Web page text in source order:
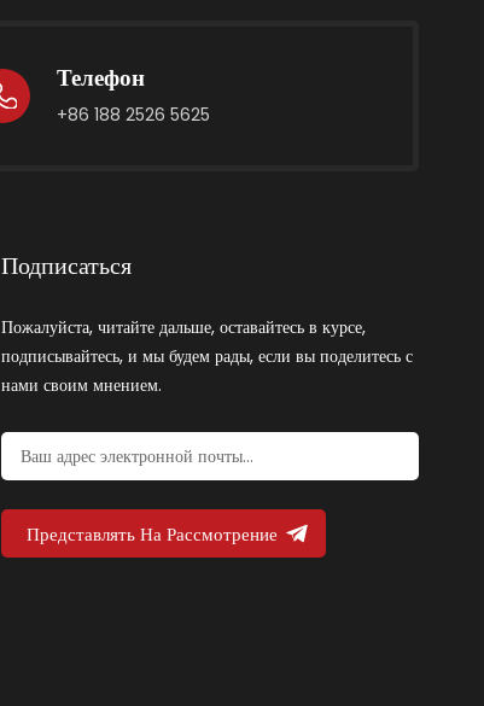
Телефон
+86 188 2526 5625
Подписаться
Пожалуйста, читайте дальше, оставайтесь в курсе,
подписывайтесь, и мы будем рады, если вы поделитесь с
нами своим мнением.
Представлять На Рассмотрение